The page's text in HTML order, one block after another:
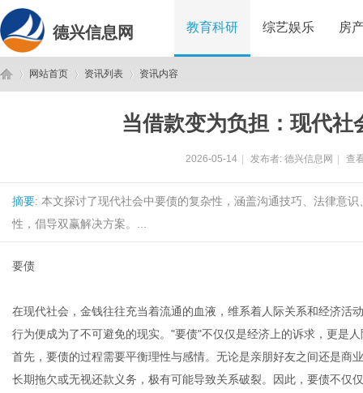
德兴信息网 教育科研 综艺娱乐 房
网站首页 资讯列表 资讯内容
当借款变为负担：现代
2026-05-14 发布者: 德兴信息网 查
摘要: 本文探讨了现代社会中要债的复杂性，涵盖沟通技巧、法律意
性，倡导双赢解决方案。...
要债
在现代社会，金钱往往充当着流通的血液，维系着人际关系和经济活
行为便成为了不可避免的现实。"要债"不仅仅是经济上的诉求，更是
首先，要债的过程需要平衡理性与感情。无论是亲朋好友之间还是商
长期拖欠或无视还款义务，极有可能导致关系破裂。因此，要债不仅